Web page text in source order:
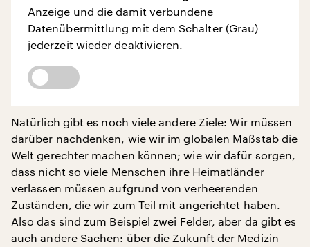
Anzeige und die damit verbundene
Datenübermittlung mit dem Schalter (Grau)
jederzeit wieder deaktivieren.
Natürlich gibt es noch viele andere Ziele: Wir müssen
darüber nachdenken, wie wir im globalen Maßstab die
Welt gerechter machen können; wie wir dafür sorgen,
dass nicht so viele Menschen ihre Heimatländer
verlassen müssen aufgrund von verheerenden
Zuständen, die wir zum Teil mit angerichtet haben.
Also das sind zum Beispiel zwei Felder, aber da gibt es
auch andere Sachen: über die Zukunft der Medizin